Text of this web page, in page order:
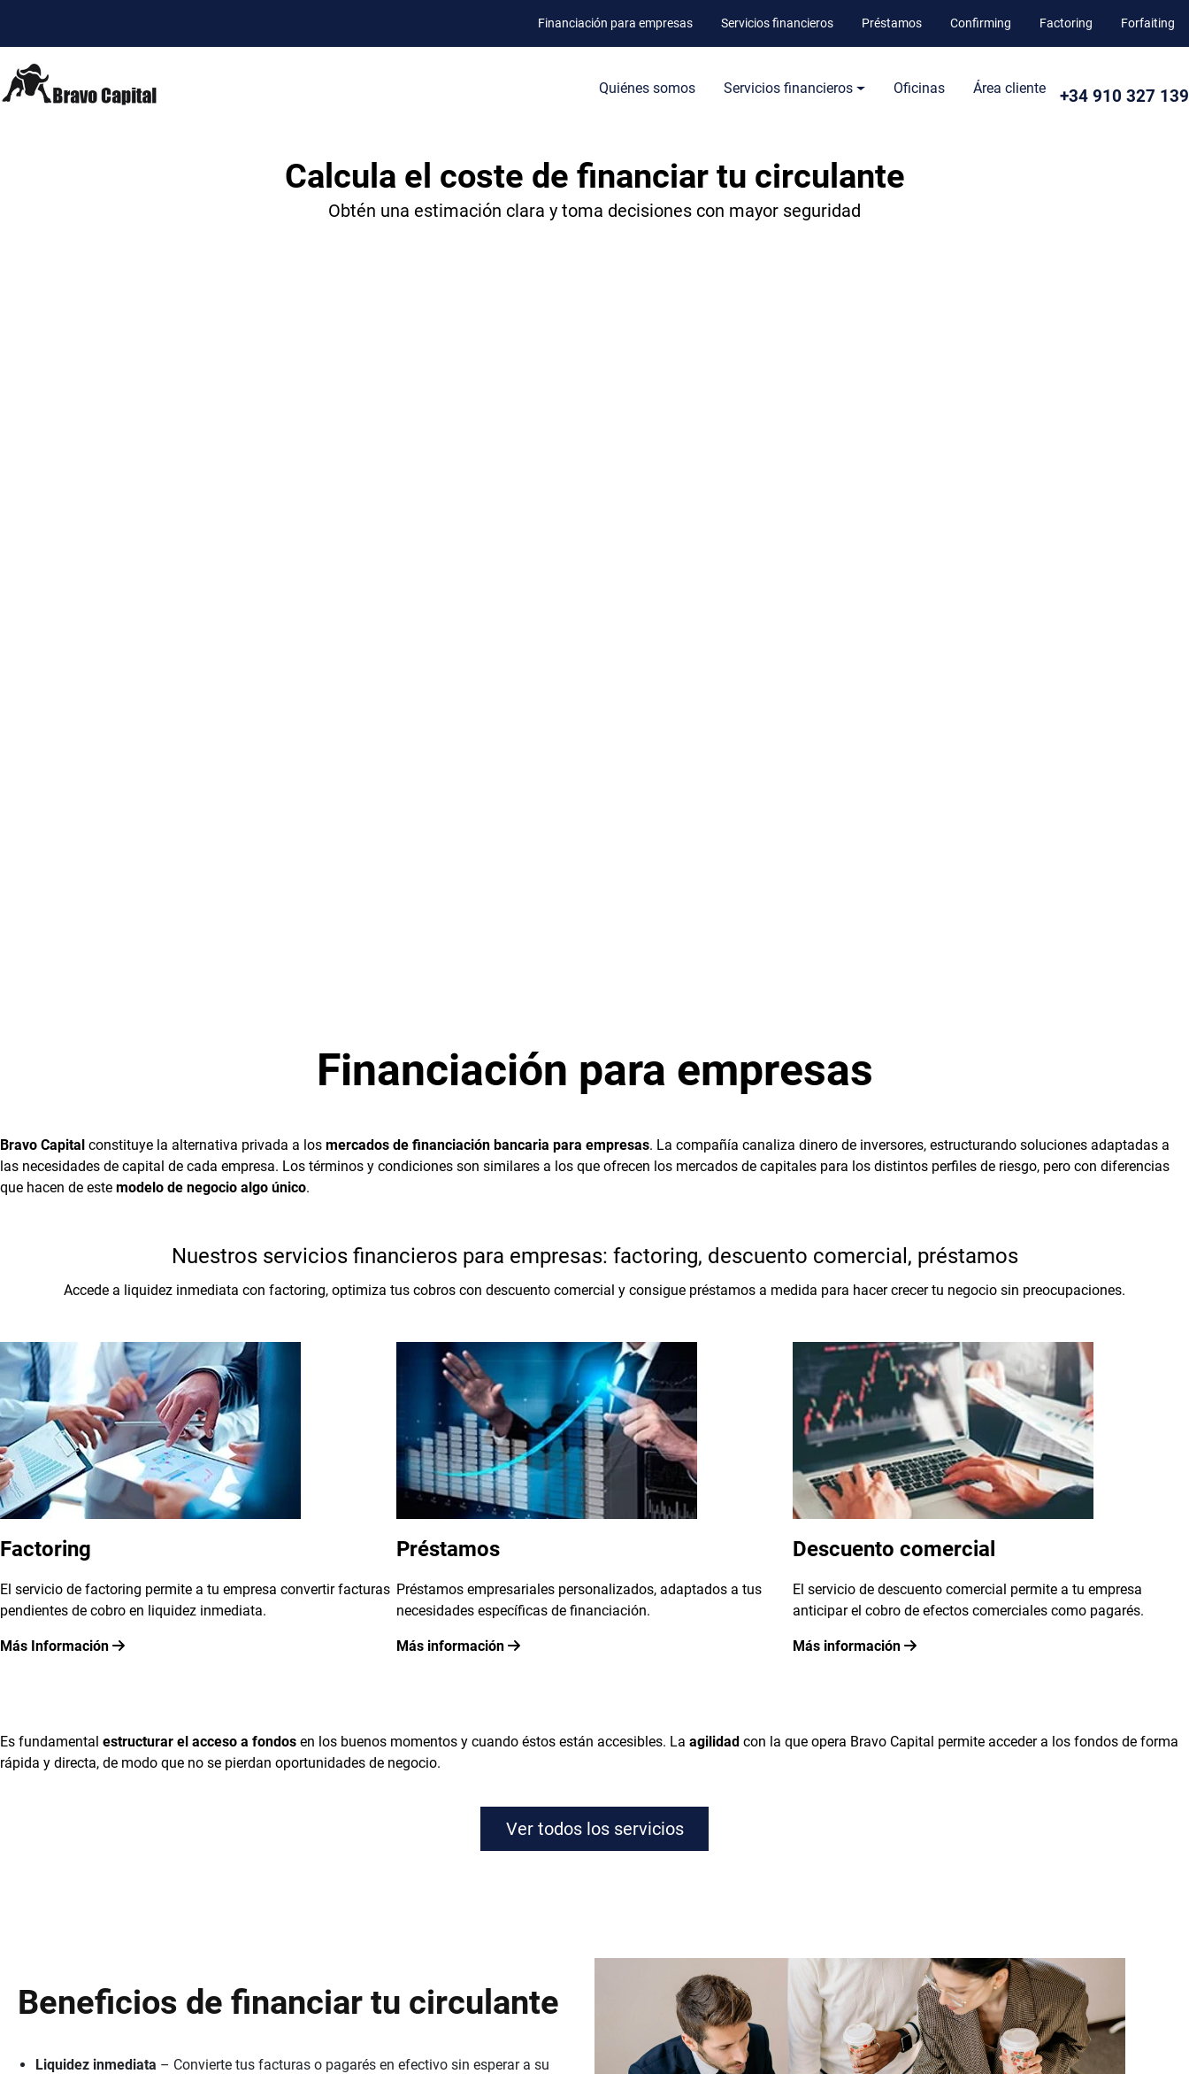
Financiación para empresas Servicios financieros Préstamos Confirming Factoring Forfaiting
Quiénes somos Servicios financieros Oficinas +34 910 327 139
Área cliente
Calcula el coste de financiar tu circulante
Obtén una estimación clara y toma decisiones con mayor seguridad
Financiación para empresas
Bravo Capital constituye la alternativa privada a los mercados de financiación bancaria para empresas. La compañía canaliza dinero de inversores, estructurando soluciones adaptadas a
las necesidades de capital de cada empresa. Los términos y condiciones son similares a los que ofrecen los mercados de capitales para los distintos perfiles de riesgo, pero con diferencias
que hacen de este modelo de negocio algo único.
Nuestros servicios financieros para empresas: factoring, descuento comercial, préstamos
Accede a liquidez inmediata con factoring, optimiza tus cobros con descuento comercial y consigue préstamos a medida para hacer crecer tu negocio sin preocupaciones.
Factoring
El servicio de factoring permite a tu empresa convertir facturas
pendientes de cobro en liquidez inmediata.
Más Información
Préstamos
Préstamos empresariales personalizados, adaptados a tus
necesidades específicas de financiación.
Más información
Descuento comercial
El servicio de descuento comercial permite a tu empresa
anticipar el cobro de efectos comerciales como pagarés.
Más información
Es fundamental estructurar el acceso a fondos en los buenos momentos y cuando éstos están accesibles. La agilidad con la que opera Bravo Capital permite acceder a los fondos de forma
rápida y directa, de modo que no se pierdan oportunidades de negocio.
Ver todos los servicios
Beneficios de financiar tu circulante
Liquidez inmediata – Convierte tus facturas o pagarés en efectivo sin esperar a su